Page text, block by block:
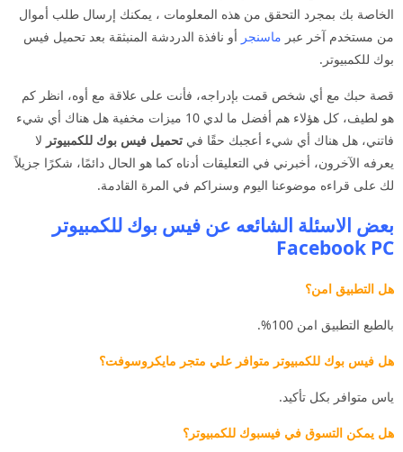
الخاصة بك بمجرد التحقق من هذه المعلومات ، يمكنك إرسال طلب أموال
من مستخدم آخر عبر ماسنجر أو نافذة الدردشة المنبثقة بعد تحميل فيس
بوك للكمبيوتر.
قصة حبك مع أي شخص قمت بإدراجه، فأنت على علاقة مع أوه، انظر كم
هو لطيف، كل هؤلاء هم أفضل ما لدي 10 ميزات مخفية هل هناك أي شيء
فاتني، هل هناك أي شيء أعجبك حقًا في تحميل فيس بوك للكمبيوتر لا
يعرفه الآخرون، أخبرني في التعليقات أدناه كما هو الحال دائمًا، شكرًا جزيلاً
لك على قراءه موضوعنا اليوم وسنراكم في المرة القادمة.
بعض الاسئلة الشائعه عن فيس بوك للكمبيوتر
Facebook PC
هل التطبيق امن؟
بالطبع التطبيق امن 100%.
هل فيس بوك للكمبيوتر متوافر علي متجر مايكروسوفت؟
ياس متوافر بكل تأكيد.
هل يمكن التسوق في فيسبوك للكمبيوتر؟